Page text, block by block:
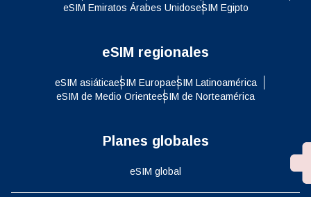
eSIM Emiratos Árabes UnidoseSIM Egipto
eSIM regionales
eSIM asiáticaeSIM EuropaeSIM Latinoamérica
eSIM de Medio OrienteeSIM de Norteamérica
Planes globales
eSIM global